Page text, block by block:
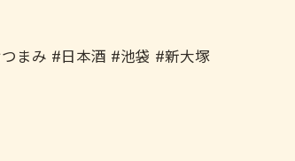
まみ #日本酒 #池袋 #新大塚